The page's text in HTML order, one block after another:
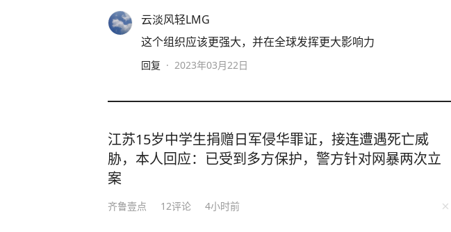
云淡风轻LMG
这个组织应该更强大，并在全球发挥更大影响力
回复 · 2023年03月22日
江苏15岁中学生捐赠日军侵华罪证，接连遭遇死亡威
胁，本人回应：已受到多方保护，警方针对网暴两次立
案
齐鲁壹点 12评论 4小时前